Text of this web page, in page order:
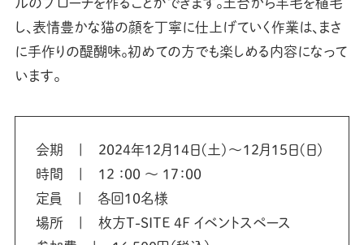
ルのブローチを作ることができます。土台から羊毛を植毛
し、表情豊かな猫の顔を丁寧に仕上げていく作業は、まさ
に手作りの醍醐味。初めての方でも楽しめる内容になって
います。
会期 | 2024年12月14日(土)～12月15日(日)
時間 | 12 ：00 ～ 17：00
定員 | 各回10名様
場所 | 枚方T-SITE 4F イベントスペース